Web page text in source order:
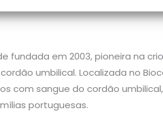
fundada em 2003, pioneira na
umbilical. Localizada no
com sangue do cordão umbilical,
portuguesas.